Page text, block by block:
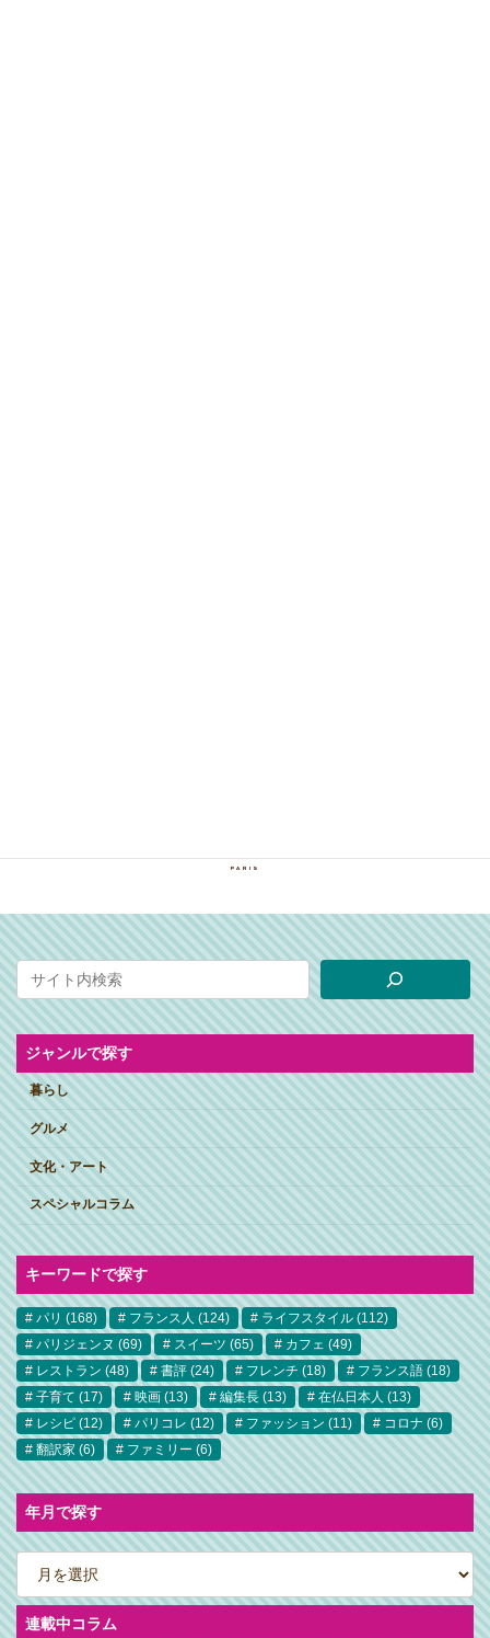
ジャンルで探す
暮らし
グルメ
文化・アート
スペシャルコラム
キーワードで探す
パリ (168) フランス人 (124) ライフスタイル (112)
パリジェンヌ (69) スイーツ (65) カフェ (49)
レストラン (48) 書評 (24) フレンチ (18) フランス語 (18)
子育て (17) 映画 (13) 編集長 (13) 在仏日本人 (13)
レシピ (12) パリコレ (12) ファッション (11) コロナ (6)
翻訳家 (6) ファミリー (6)
年月で探す
ア
ー
カ
イ
ブ連載中コラム